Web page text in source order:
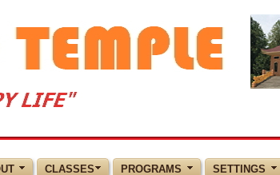
CLASSES PROGRAMS SETTINGS